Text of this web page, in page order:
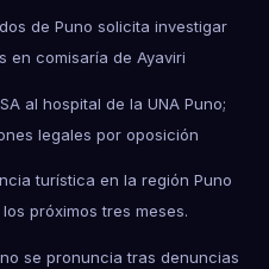
de Puno solicita investigar
en comisaría de Ayaviri
al hospital de la UNA Puno;
legales por oposición
turística en la región Puno
próximos tres meses.
se pronuncia tras denuncias